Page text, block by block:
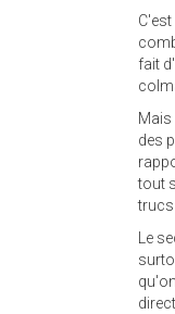
fait
Mais
des
tout
trucs
Le